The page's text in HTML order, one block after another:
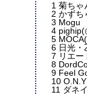
1 菊ち
2 かず
3 Mogu
4
5
6 日光・
7 リエー
8
9 Feel
10 O.N.Y
11 ダネ